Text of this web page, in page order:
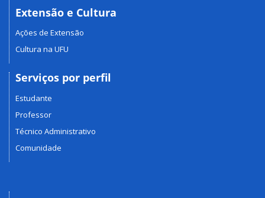
Extensão e Cultura
Ações de Extensão
Cultura na UFU
Serviços por perfil
Estudante
Professor
Técnico Administrativo
Comunidade